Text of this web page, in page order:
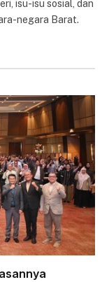
isu-isu sosial, dan
negara Barat.